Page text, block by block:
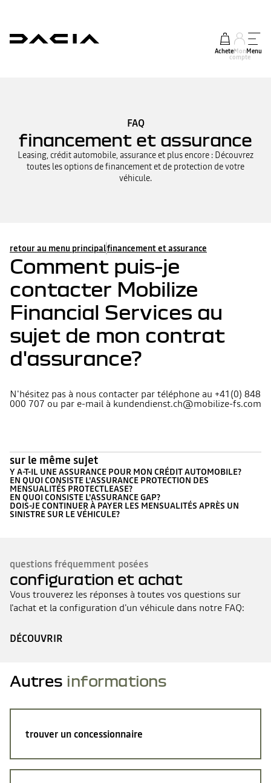
AcheterMon
compte
Menu
FAQ
financement et assurance
Leasing, crédit automobile, assurance et plus encore : Découvrez
toutes les options de financement et de protection de votre
véhicule.
retour au menu principalfinancement et assurance
Comment puis-je
contacter Mobilize
Financial Services au
sujet de mon contrat
d'assurance?
N'hésitez pas à nous contacter par téléphone au +41(0) 848
000 707 ou par e-mail à kundendienst.ch@mobilize-fs.com
sur le même sujet
Y A-T-IL UNE ASSURANCE POUR MON CRÉDIT AUTOMOBILE?
EN QUOI CONSISTE L'ASSURANCE PROTECTION DES
MENSUALITÉS PROTECTLEASE?
EN QUOI CONSISTE L'ASSURANCE GAP?
DOIS-JE CONTINUER À PAYER LES MENSUALITÉS APRÈS UN
SINISTRE SUR LE VÉHICULE?
questions fréquemment posées
configuration et achat
Vous trouverez les réponses à toutes vos questions sur
l'achat et la configuration d'un véhicule dans notre FAQ:
DÉCOUVRIR
Autres informations
trouver un concessionnaire